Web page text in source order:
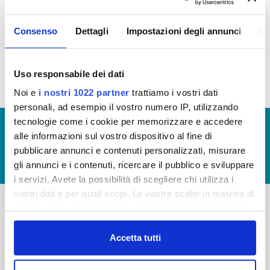
Consenso Dettagli Impostazioni degli annunci
Uso responsabile dei dati
Noi e i nostri 1022 partner trattiamo i vostri dati
personali, ad esempio il vostro numero IP, utilizzando
tecnologie come i cookie per memorizzare e accedere
alle informazioni sul vostro dispositivo al fine di
pubblicare annunci e contenuti personalizzati, misurare
gli annunci e i contenuti, ricercare il pubblico e sviluppare
i servizi. Avete la possibilità di scegliere chi utilizza i
vostri dati e per quali scopi. Le vostre scelte in materia di
in cui avete effettuato le vostre scelte. È possibile
modificare o revocare il proprio consenso in qualsiasi
momento dalla Dichiarazione sui cookie o facendo clic
Accetta tutti
EROGAZIONE DEI SERVIZI
© Copyright 2017 - 2026
GLOSSARIO
GIUDICA IL SERVIZIO
LAVORA CON NOI
Via Villamagna 90/c -
-